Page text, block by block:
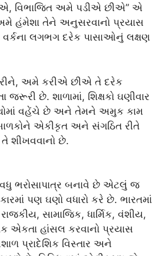
વિભાજિત અમે પડીએ છીએ” એ
હંમેશા તેને અનુસરવાનો પ્રયાસ
લગભગ દરેક પાસાઓનું લક્ષણ
અમે કરીએ છીએ તે દરેક
છે. શાળામાં, શિક્ષકો ઘણીવાર
વહેંચે છે અને તેમને અમુક કામ
એકીકૃત અને સંગઠિત રીતે
શીખવવાનો છે.
ભરોસાપાત્ર બનાવે છે એટલું જ
પણ ઘણો વધારો કરે છે. ભારતમાં
સામાજિક, ધાર્મિક, વંશીય,
એકતા હાંસલ કરવાનો પ્રયાસ
પ્રાદેશિક વિસ્તાર અને